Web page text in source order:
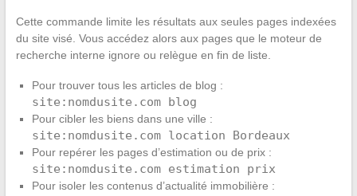
Cette commande limite les résultats aux seules pages indexées
du site visé. Vous accédez alors aux pages que le moteur de
recherche interne ignore ou relègue en fin de liste.
Pour trouver tous les articles de blog :
site:nomdusite.com blog
Pour cibler les biens dans une ville :
site:nomdusite.com location Bordeaux
Pour repérer les pages d’estimation ou de prix :
site:nomdusite.com estimation prix
Pour isoler les contenus d’actualité immobilière :